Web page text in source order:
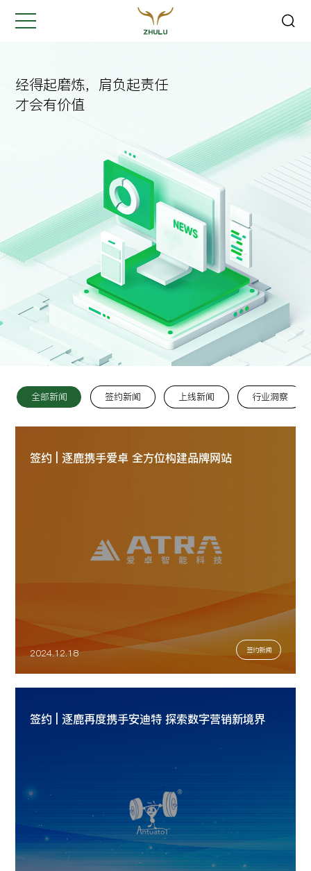
经得起磨炼，肩负起责任
才会有价值
全部新闻 签约新闻 上线新闻 行业洞察
签约 | 逐鹿携手爱卓 全方位构建品牌网站
2024.12.18 签约新闻
签约 | 逐鹿再度携手安迪特 探索数字营销新境界
是我们最重要的工作之一...
联系方式: *
您的需求:
提交